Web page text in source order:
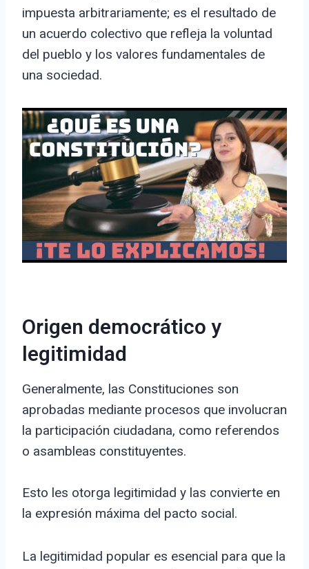
impuesta arbitrariamente; es el resultado de
un acuerdo colectivo que refleja la voluntad
del pueblo y los valores fundamentales de
una sociedad.
Origen democrático y
legitimidad
Generalmente, las Constituciones son
aprobadas mediante procesos que involucran
la participación ciudadana, como referendos
o asambleas constituyentes.
Esto les otorga legitimidad y las convierte en
la expresión máxima del pacto social.
La legitimidad popular es esencial para que la